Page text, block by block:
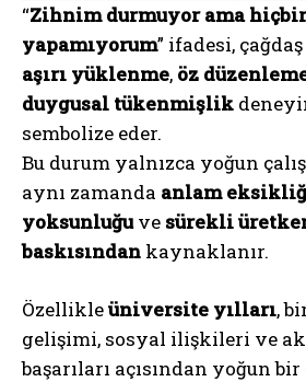
“Zihnim durmuyor ama
yapamıyorum” ifadesi,
aşırı yüklenme, öz
duygusal tükenmişlik
sembolize eder.
Bu durum yalnızca yoğun
aynı zamanda anlam
yoksunluğuve sürekli
baskısından kaynaklanır.
Özellikleüniversite yılları,
gelişimi, sosyal ilişkileri ve
başarıları açısından yoğun